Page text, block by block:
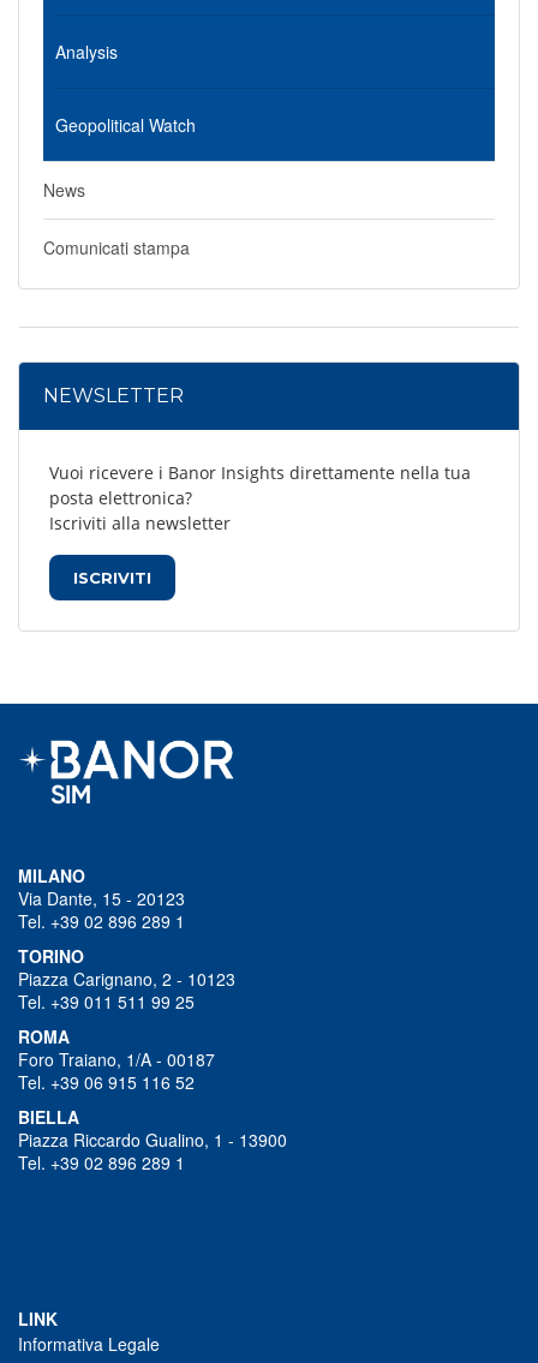
Analysis
Geopolitical Watch
News
Comunicati stampa
NEWSLETTER
Vuoi ricevere i Banor Insights direttamente nella tua
posta elettronica?
Iscriviti alla newsletter
ISCRIVITI
MILANO
Via Dante, 15 - 20123
Tel. +39 02 896 289 1
TORINO
Piazza Carignano, 2 - 10123
Tel. +39 011 511 99 25
ROMA
Foro Traiano, 1/A - 00187
Tel. +39 06 915 116 52
BIELLA
Piazza Riccardo Gualino, 1 - 13900
Tel. +39 02 896 289 1
LINK
Informativa Legale